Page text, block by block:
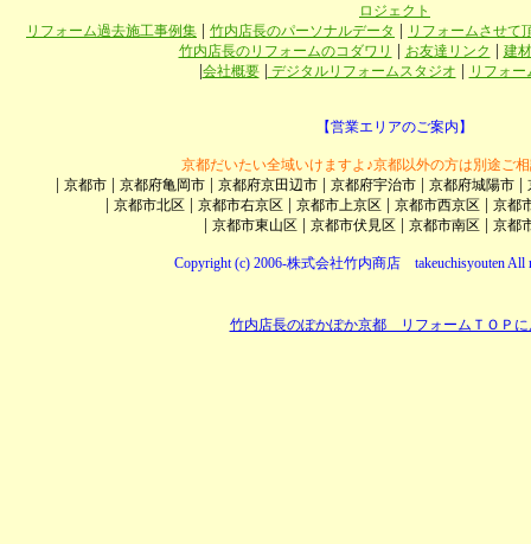
ロジェクト
リフォーム過去施工事例集
竹内店長のパーソナルデータ
リフォームさせて
竹内店長のリフォームのコダワリ
お友達リンク 建
会社概要| デジタルリフォームスタジオ リフォー
【営業エリアのご案内】
京都だいたい全域いけますよ♪京都以外の方は別途ご
京都市 京都府亀岡市 京都府京田辺市 京都府宇治市 京都府城陽市
京都市北区| 京都市右京区| 京都市上京区| 京都市西京区| 京都
京都市東山区| 京都市伏見区| 京都市南区| 京都
Copyright (c) 2006-株式会社竹内商店 takeuchisyouten All
竹内店長のぽかぽか京都 リフォームＴＯＰに